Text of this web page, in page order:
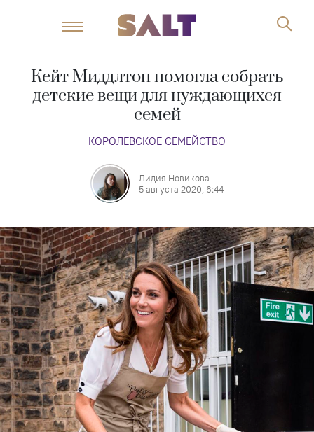
Кейт Миддлтон помогла собрать
детские вещи для нуждающихся
семей
КОРОЛЕВСКОЕ СЕМЕЙСТВО
Лидия Новикова
5 августа 2020, 6:44